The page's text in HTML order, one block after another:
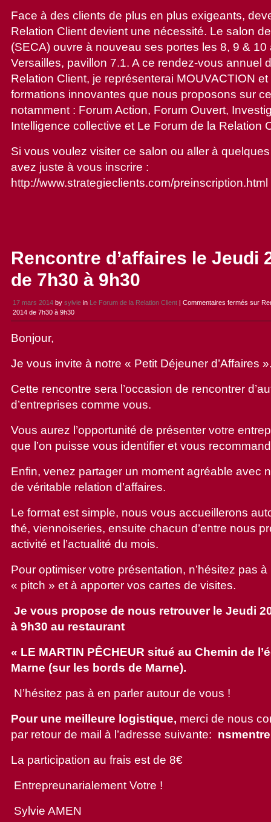
Face à des clients de plus en plus exigeants,
Relation Client devient une nécessité. Le salon
(SECA) ouvre à nouveau ses portes les 8, 9 &
Versailles, pavillon 7.1. A ce rendez-vous annuel
Relation Client, je représenterai MOUVACTION
formations innovantes que nous proposons sur
notamment : Forum Action, Forum Ouvert,
Intelligence collective et Le Forum de la Relation
Si vous voulez visiter ce salon ou aller à
avez juste à vous inscrire :
http://www.strategieclients.com/preinscription.html
Rencontre d’affaires le Jeudi
de 7h30 à 9h30
17 mars 2014 by sylvie in Le Forum de la Relation Client | Commentaires fermés sur
2014 de 7h30 à 9h30
Bonjour,
Je vous invite à notre « Petit Déjeuner d’Affaires
Cette rencontre sera l’occasion de rencontrer
d’entreprises comme vous.
Vous aurez l’opportunité de présenter votre
que l’on puisse vous identifier et vous
Enfin, venez partager un moment agréable avec
de véritable relation d’affaires.
Le format est simple, nous vous accueillerons
thé, viennoiseries, ensuite chacun d’entre nous
activité et l’actualité du mois.
Pour optimiser votre présentation, n’hésitez pas
« pitch » et à apporter vos cartes de visites.
Je vous propose de nous retrouver le Jeudi
à 9h30 au restaurant
« LE MARTIN PÊCHEUR situé au Chemin de
Marne (sur les bords de Marne).
N’hésitez pas à en parler autour de vous !
Pour une meilleure logistique, merci de nous
par retour de mail à l’adresse suivante:
La participation au frais est de 8€
Entrepreunarialement Votre !
Sylvie AMEN